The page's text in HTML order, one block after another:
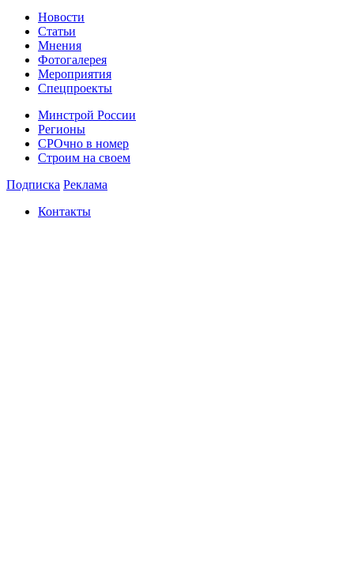
Новости
Статьи
Мнения
Фотогалерея
Мероприятия
Спецпроекты
Минстрой России
Регионы
СРОчно в номер
Строим на своем
Подписка Реклама
Контакты